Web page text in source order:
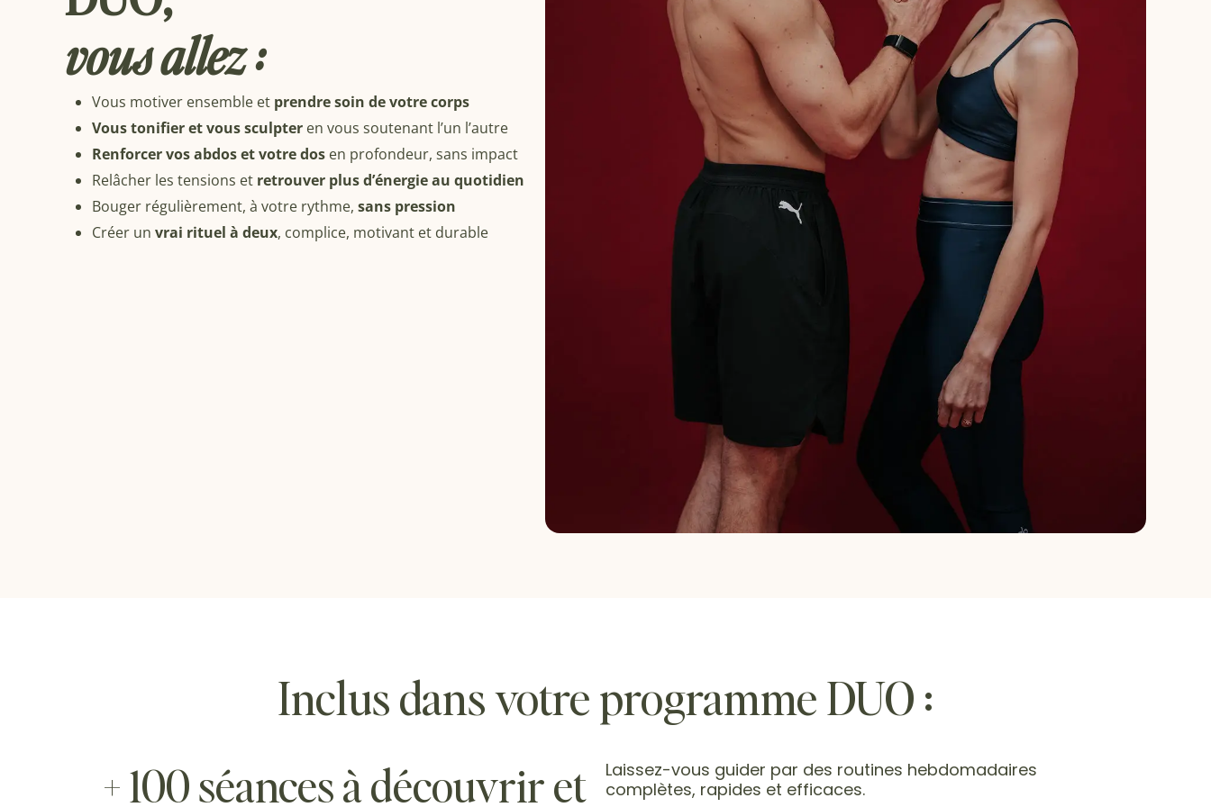
vous allez :
Vous motiver ensemble et prendre soin de votre corps
Vous tonifier et vous sculpter en vous soutenant l’un l’autre
Renforcer vos abdos et votre dos en profondeur, sans impact
Relâcher les tensions et retrouver plus d’énergie au quotidien
Bouger régulièrement, à votre rythme, sans pression
Créer un vrai rituel à deux, complice, motivant et durable
Inclus dans votre programme DUO :
+ 100 séances à découvrir et
Laissez-vous guider par des routines hebdomadaires
complètes, rapides et efficaces.